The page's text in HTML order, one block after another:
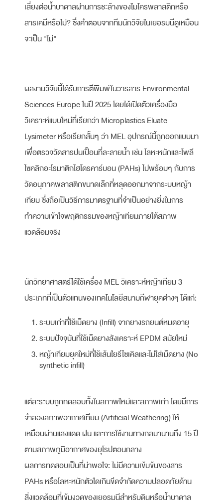
เสี่ยงต่อน้ำบาดาลผ่านการชะล้างของไมโครพลาสติกหรือ
สารเคมีหรือไม่? ซึ่งคำตอบจากทีมนักวิจัยในเยอรมนีดูเหมือน
จะเป็น "ไม่"
ผลงานวิจัยนี้ได้รับการตีพิมพ์ในวารสาร Environmental
Sciences Europe ในปี 2025 โดยได้เปิดตัวเครื่องมือ
วิเคราะห์แบบใหม่ที่เรียกว่า Microplastics Eluate
Lysimeter หรือเรียกสั้นๆ ว่า MEL อุปกรณ์นี้ถูกออกแบบมา
เพื่อตรวจวัดสารปนเปื้อนที่ละลายน้ำ เช่น โลหะหนักและโพลี
ไซคลิกอะโรมาติกไฮโดรคาร์บอน (PAHs) ไปพร้อมๆ กับการ
วัดอนุภาคพลาสติกขนาดเล็กที่หลุดออกมาจากระบบหญ้า
เทียม ซึ่งถือเป็นวิธีการมาตรฐานที่จำเป็นอย่างยิ่งในการ
ทำความเข้าใจพฤติกรรมของหญ้าเทียมภายใต้สภาพ
แวดล้อมจริง
นักวิทยาศาสตร์ได้ใช้เครื่อง MEL วิเคราะห์หญ้าเทียม 3
ประเภทที่เป็นตัวแทนของเทคโนโลยีสนามกีฬายุคต่างๆ ได้แก่:
ระบบเก่าที่ใช้เม็ดยาง (Infill) จากยางรถยนต์หมดอายุ
ระบบปัจจุบันที่ใช้เม็ดยางสังเคราะห์ EPDM สมัยใหม่
หญ้าเทียมยุคใหม่ที่ใช้เส้นใยรีไซเคิลและไม่ใส่เม็ดยาง (No
synthetic infill)
แต่ละระบบถูกทดสอบทั้งในสภาพใหม่และสภาพเก่า โดยมีการ
จำลองสภาพอากาศเทียม (Artificial Weathering) ให้
เหมือนผ่านแสงแดด ฝน และการใช้งานทางกลมานานถึง 15 ปี
ตามสภาพภูมิอากาศของยุโรปตอนกลาง
ผลการทดสอบเป็นที่น่าพอใจ: ไม่มีความเข้มข้นของสาร
PAHs หรือโลหะหนักตัวใดเกินขีดจำกัดความปลอดภัยด้าน
สิ่งแวดล้อมที่เข้มงวดของเยอรมนีสำหรับดินหรือน้ำบาดาล